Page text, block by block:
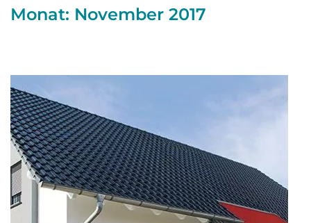
Monat: November 2017